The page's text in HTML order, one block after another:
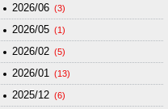
2026/06 (3)
2026/05 (1)
2026/02 (5)
2026/01 (13)
2025/12 (6)